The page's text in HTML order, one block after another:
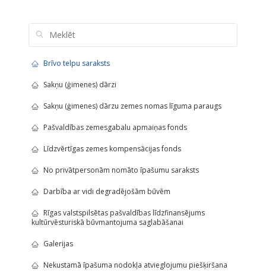
Brīvo telpu saraksts
Sakņu (ģimenes) dārzi
Sakņu (ģimenes) dārzu zemes nomas līguma paraugs
Pašvaldības zemesgabalu apmaiņas fonds
Līdzvērtīgas zemes kompensācijas fonds
No privātpersonām nomāto īpašumu saraksts
Darbība ar vidi degradējošām būvēm
Rīgas valstspilsētas pašvaldības līdzfinansējums
kultūrvēsturiskā būvmantojuma saglabāšanai
Galerijas
Nekustamā īpašuma nodokļa atvieglojumu piešķiršana